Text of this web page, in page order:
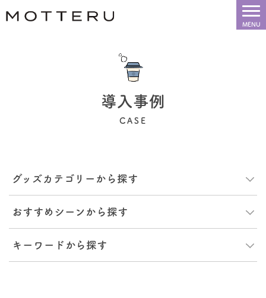
導入事例
CASE
グッズカテゴリーから探す
おすすめシーンから探す
キーワードから探す